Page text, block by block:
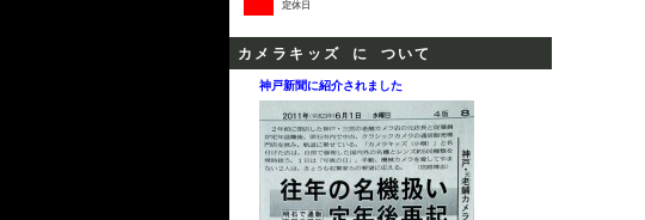
定休日
カメラキッズ に ついて
神戸新聞に紹介されました